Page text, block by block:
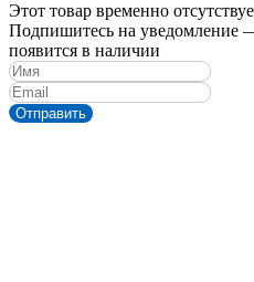
Этот товар временно
Подпишитесь на уведомление
появится в наличии
Отправить